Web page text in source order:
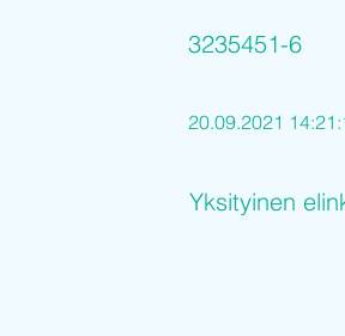
3235451-6
20.09.2021
Yksityinen